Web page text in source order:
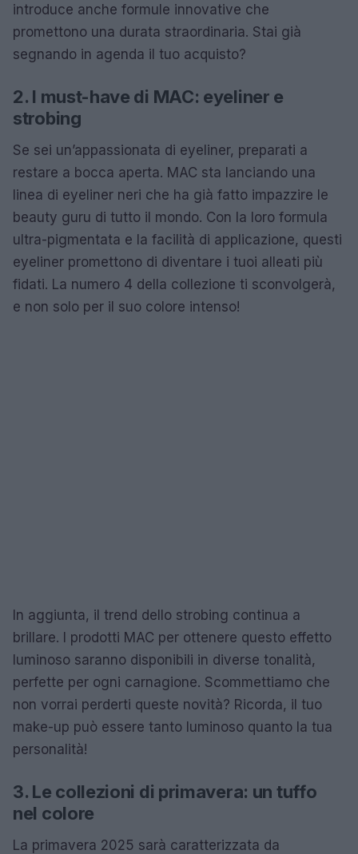
introduce anche formule innovative che
promettono una durata straordinaria. Stai già
segnando in agenda il tuo acquisto?
2. I must-have di MAC: eyeliner e
strobing
Se sei un’appassionata di eyeliner, preparati a
restare a bocca aperta. MAC sta lanciando una
linea di eyeliner neri che ha già fatto impazzire le
beauty guru di tutto il mondo. Con la loro formula
ultra-pigmentata e la facilità di applicazione, questi
eyeliner promettono di diventare i tuoi alleati più
fidati. La numero 4 della collezione ti sconvolgerà,
e non solo per il suo colore intenso!
In aggiunta, il trend dello strobing continua a
brillare. I prodotti MAC per ottenere questo effetto
luminoso saranno disponibili in diverse tonalità,
perfette per ogni carnagione. Scommettiamo che
non vorrai perderti queste novità? Ricorda, il tuo
make-up può essere tanto luminoso quanto la tua
personalità!
3. Le collezioni di primavera: un tuffo
nel colore
La primavera 2025 sarà caratterizzata da